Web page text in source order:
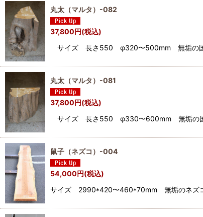
丸太（マルタ）-082
37,800円(税込)
サイズ 長さ550 φ320〜500mm 無垢の国
丸太（マルタ）-081
37,800円(税込)
サイズ 長さ550 φ330〜600mm 無垢の国
鼠子（ネズコ）-004
54,000円(税込)
サイズ 2990*420〜460*70mm 無垢のネズコ